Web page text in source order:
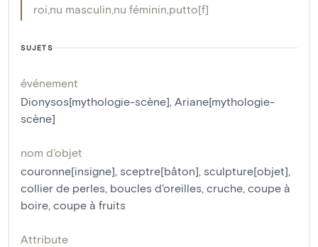
roi nu masculin nu féminin putto[f]
SUJETS
événement
Dionysos[mythologie-scène], Ariane[mythologie-
scène]
nom d'objet
couronne[insigne], sceptre[bâton], sculpture[objet],
collier de perles, boucles d'oreilles, cruche, coupe à
boire, coupe à fruits
Attribute